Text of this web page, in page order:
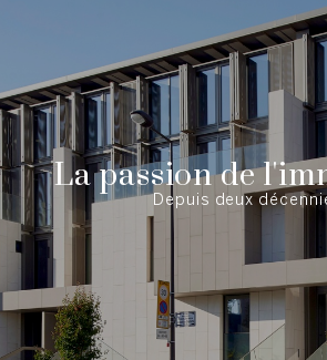
La passion de
Depuis deux